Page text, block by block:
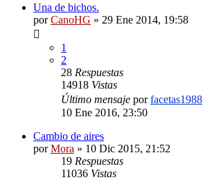
Una de bichos.
porCanoHG » 29 Ene 2014, 19:58
1
2
28 Respuestas
14918 Vistas
Último mensaje porfacetas1988
10 Ene 2016, 23:50
Cambio de aires
porMora » 10 Dic 2015, 21:52
19 Respuestas
11036 Vistas